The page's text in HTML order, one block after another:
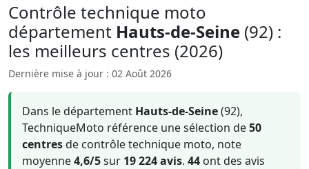
Contrôle technique moto
département Hauts-de-Seine (92) :
les meilleurs centres (2026)
Dernière mise à jour : 02 Août 2026
Dans le département Hauts-de-Seine(92),
TechniqueMoto référence une sélection de50
centresde contrôle technique moto, note
moyenne4,6/5sur 19 224 avis. 44 ont des avis